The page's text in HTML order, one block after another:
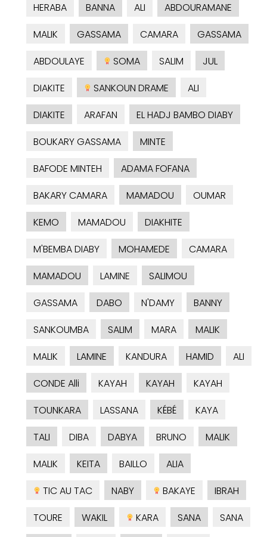
HERABA
BANNA ALI
ABDOURAMANE
MALIK
GASSAMA CAMARA
GASSAMA
ABDOULAYE
SOMA SALIM
JUL
DIAKITE
SANKOUN DRAME
ALI
DIAKITE
ARAFAN
EL HADJ BAMBO DIABY
BOUKARY GASSAMA
MINTE
BAFODE MINTEH
ADAMA FOFANA
BAKARY CAMARA
MAMADOU
OUMAR
KEMO
MAMADOU
DIAKHITE
M'BEMBA DIABY
MOHAMEDE
CAMARA
MAMADOU
LAMINE
SALIMOU
GASSAMA
DABO N'DAMY
BANNY
SANKOUMBA
SALIM MARA
MALIK
MALIK
LAMINE KANDURA HAMID
ALI
CONDE Alli
KAYAH KAYAH
KAYAH
TOUNKARA
LASSANA KÉBÉ
KAYA
TALI
DIBA DABYA BRUNO
MALIK
MALIK
KEITA BAILLO
ALIA
TIC AU TAC
NABY BAKAYE
IBRAH
TOURE
WAKIL KARA SANA
SANA